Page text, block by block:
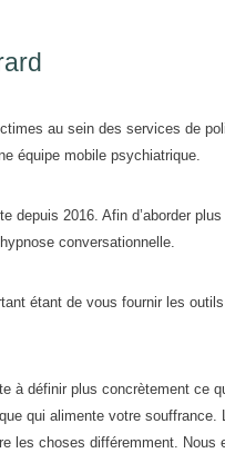
au sein des services de
équipe mobile psychiatrique.
depuis 2016. Afin d’aborder
conversationnelle.
étant de vous fournir les
à définir plus concrètement ce
qui alimente votre souffrance.
les choses différemment. Nous